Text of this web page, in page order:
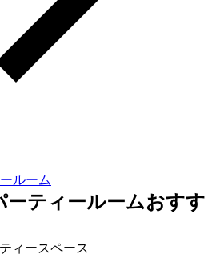
ルーム
ーティールームおすす
ィースペース